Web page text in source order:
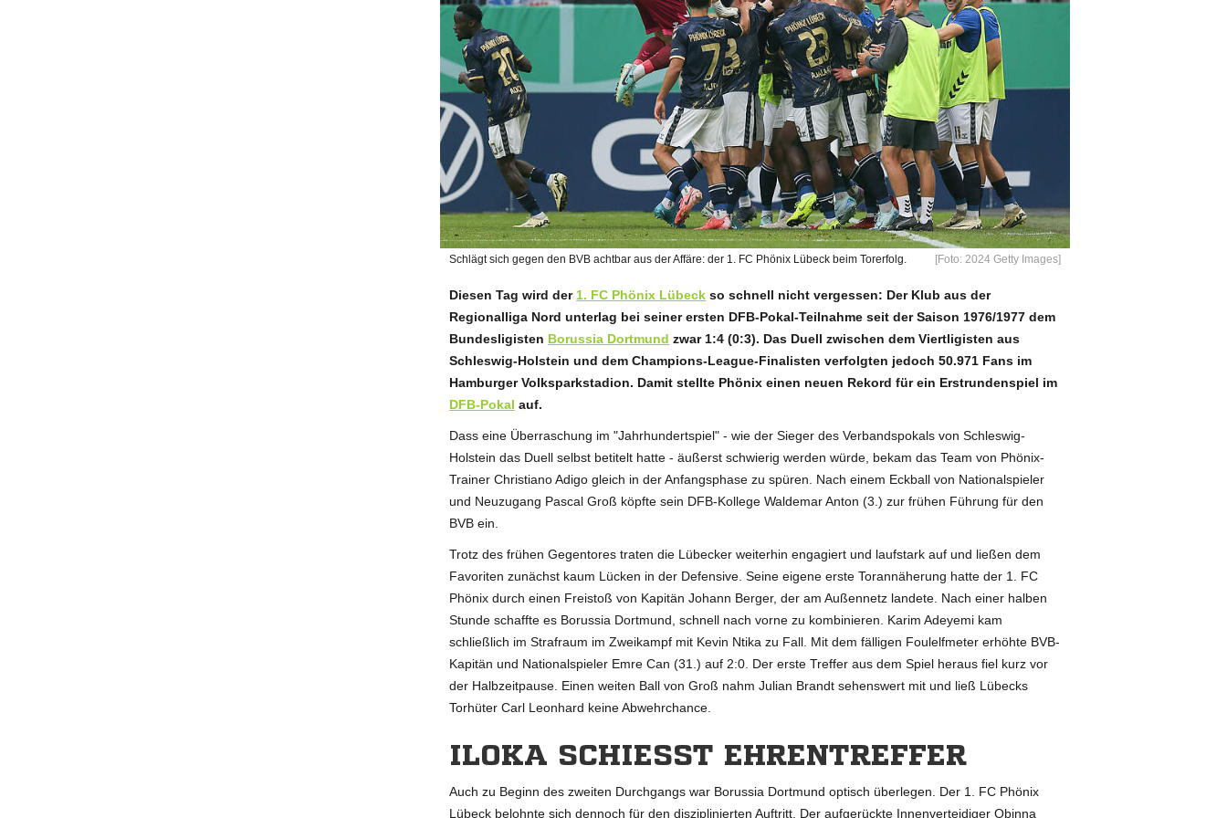
Schlägt sich gegen den BVB achtbar aus der Affäre: der 1. FC Phönix Lübeck beim Torerfolg. [Foto: 2024 Getty Images]
Diesen Tag wird der1. FC Phönix Lübeck so schnell nicht vergessen: Der Klub aus der
Regionalliga Nord unterlag bei seiner ersten DFB-Pokal-Teilnahme seit der Saison 1976/1977 dem
Bundesligisten Borussia Dortmund zwar 1:4 (0:3). Das Duell zwischen dem Viertligisten aus
Schleswig-Holstein und dem Champions-League-Finalisten verfolgten jedoch 50.971 Fans im
Hamburger Volksparkstadion. Damit stellte Phönix einen neuen Rekord für ein Erstrundenspiel im
DFB-Pokal auf.
Dass eine Überraschung im "Jahrhundertspiel" - wie der Sieger des Verbandspokals von Schleswig-
Holstein das Duell selbst betitelt hatte - äußerst schwierig werden würde, bekam das Team von Phönix-
Trainer Christiano Adigo gleich in der Anfangsphase zu spüren. Nach einem Eckball von Nationalspieler
und Neuzugang Pascal Groß köpfte sein DFB-Kollege Waldemar Anton (3.) zur frühen Führung für den
BVB ein.
Trotz des frühen Gegentores traten die Lübecker weiterhin engagiert und laufstark auf und ließen dem
Favoriten zunächst kaum Lücken in der Defensive. Seine eigene erste Torannäherung hatte der 1. FC
Phönix durch einen Freistoß von Kapitän Johann Berger, der am Außennetz landete. Nach einer halben
Stunde schaffte es Borussia Dortmund, schnell nach vorne zu kombinieren. Karim Adeyemi kam
schließlich im Strafraum im Zweikampf mit Kevin Ntika zu Fall. Mit dem fälligen Foulelfmeter erhöhte BVB-
Kapitän und Nationalspieler Emre Can (31.) auf 2:0. Der erste Treffer aus dem Spiel heraus fiel kurz vor
der Halbzeitpause. Einen weiten Ball von Groß nahm Julian Brandt sehenswert mit und ließ Lübecks
Torhüter Carl Leonhard keine Abwehrchance.
ILOKA SCHIESST EHRENTREFFER
Auch zu Beginn des zweiten Durchgangs war Borussia Dortmund optisch überlegen. Der 1. FC Phönix
Lübeck belohnte sich dennoch für den disziplinierten Auftritt. Der aufgerückte Innenverteidiger Obinna